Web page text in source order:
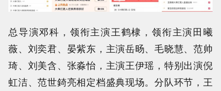
总导演邓科，领衔主演王鹤棣，领衔主演田曦
薇、刘奕君、晏紫东，主演岳旸、毛晓慧、范帅
琦、刘美含、张淼怡，主演王伊瑶，特别出演倪
虹洁、范世錡亮相定档盛典现场。分队环节，王